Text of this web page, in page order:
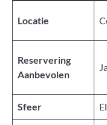
Locatie
Reservering
Aanbevolen
Sfeer